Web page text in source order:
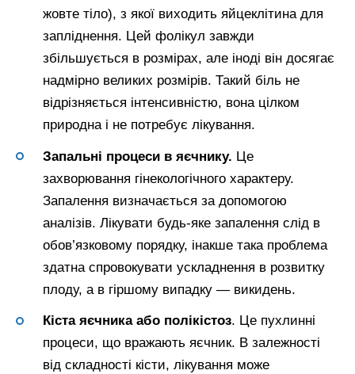
жовте тіло), з якої виходить яйцеклітина для
запліднення. Цей фолікул завжди
збільшується в розмірах, але іноді він досягає
надмірно великих розмірів. Такий біль не
відрізняється інтенсивністю, вона цілком
природна і не потребує лікування.
Запальні процеси в яєчнику. Це
захворювання гінекологічного характеру.
Запалення визначається за допомогою
аналізів. Лікувати будь-яке запалення слід в
обов’язковому порядку, інакше така проблема
здатна спровокувати ускладнення в розвитку
плоду, а в гіршому випадку — викидень.
Кіста яєчника або полікістоз. Це пухлинні
процеси, що вражають яєчник. В залежності
від складності кісти, лікування може